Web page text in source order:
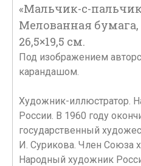
«Мальчик-с-
Мелованная
26,5×19,5 см.
Под изображением
карандашом.
Художник-иллюстратор.
России. В 1960 году
государственный
И. Сурикова. Член Союза
Народный художник